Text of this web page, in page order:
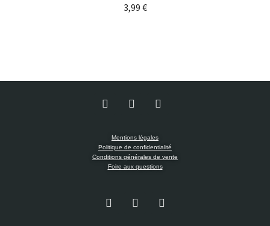
3,99 €
Mentions légales
Politique de confidentialité
Conditions générales de vente
Foire aux questions